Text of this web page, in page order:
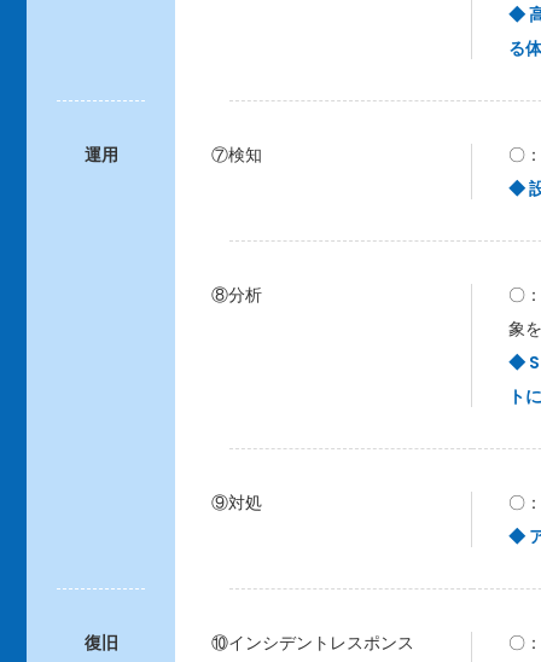
◆
る
運用 ⑦検知
〇
◆
⑧分析
〇
象
◆
ト
⑨対処
〇
◆
復旧 ⑩インシデントレスポンス
〇